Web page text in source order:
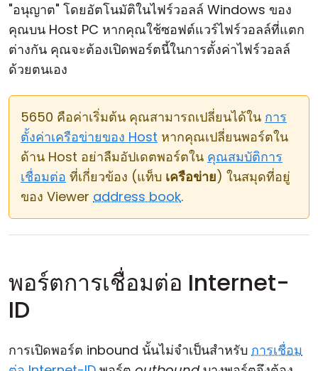
"อนุญาต" โดยอัตโนมัติในไฟร์วอลล์ Windows ของ
คุณบน Host PC หากคุณใช้ซอฟต์แวร์ไฟร์วอลล์ที่แตก
ต่างกัน คุณจะต้องเปิดพอร์ตนี้ในการตั้งค่าไฟร์วอลล์
ด้วยตนเอง
5650 คือค่าเริ่มต้น คุณสามารถเปลี่ยนได้ใน การ
ตั้งค่าเครือข่ายของ Host หากคุณเปลี่ยนพอร์ตใน
ด้าน Host อย่าลืมอัปเดตพอร์ตใน คุณสมบัติการ
เชื่อมต่อ ที่เกี่ยวข้อง (แท็บ เครือข่าย) ในสมุดที่อยู่
ของ Viewer address book.
พอร์ตการเชื่อมต่อ Internet-
ID
การเปิดพอร์ต inbound นั้นไม่จำเป็นสำหรับ การเชื่อม